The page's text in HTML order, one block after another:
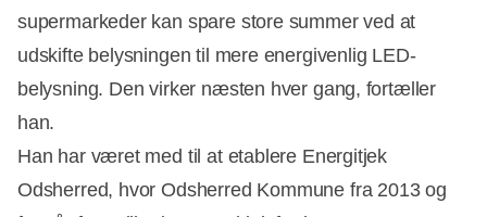
supermarkeder kan spare store summer ved at
udskifte belysningen til mere energivenlig LED-
belysning. Den virker næsten hver gang, fortæller
han.
Han har været med til at etablere Energitjek
Odsherred, hvor Odsherred Kommune fra 2013 og